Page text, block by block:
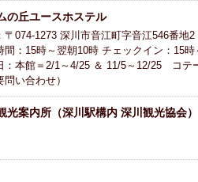
の丘ユースホステル
〒074-1273 深川市音江町字音江546番地2
間：15時～翌朝10時 チェックイン：15
：本館＝2/1～4/25 ＆ 11/5～12/25 コテ
問い合わせ）
光案内所（深川駅構内 深川観光協会）